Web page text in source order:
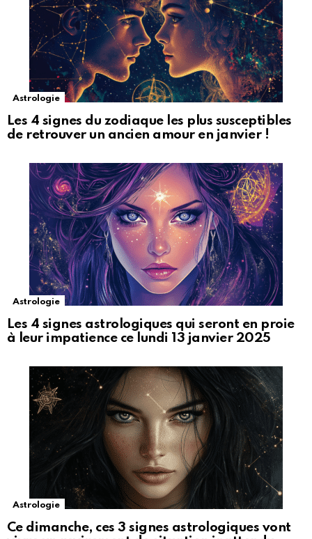
Astrologie
Les 4 signes du zodiaque les plus susceptibles
de retrouver un ancien amour en janvier !
Astrologie
Les 4 signes astrologiques qui seront en proie
à leur impatience ce lundi 13 janvier 2025
Astrologie
Ce dimanche, ces 3 signes astrologiques vont